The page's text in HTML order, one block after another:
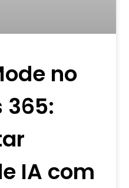
no
365:
IA com